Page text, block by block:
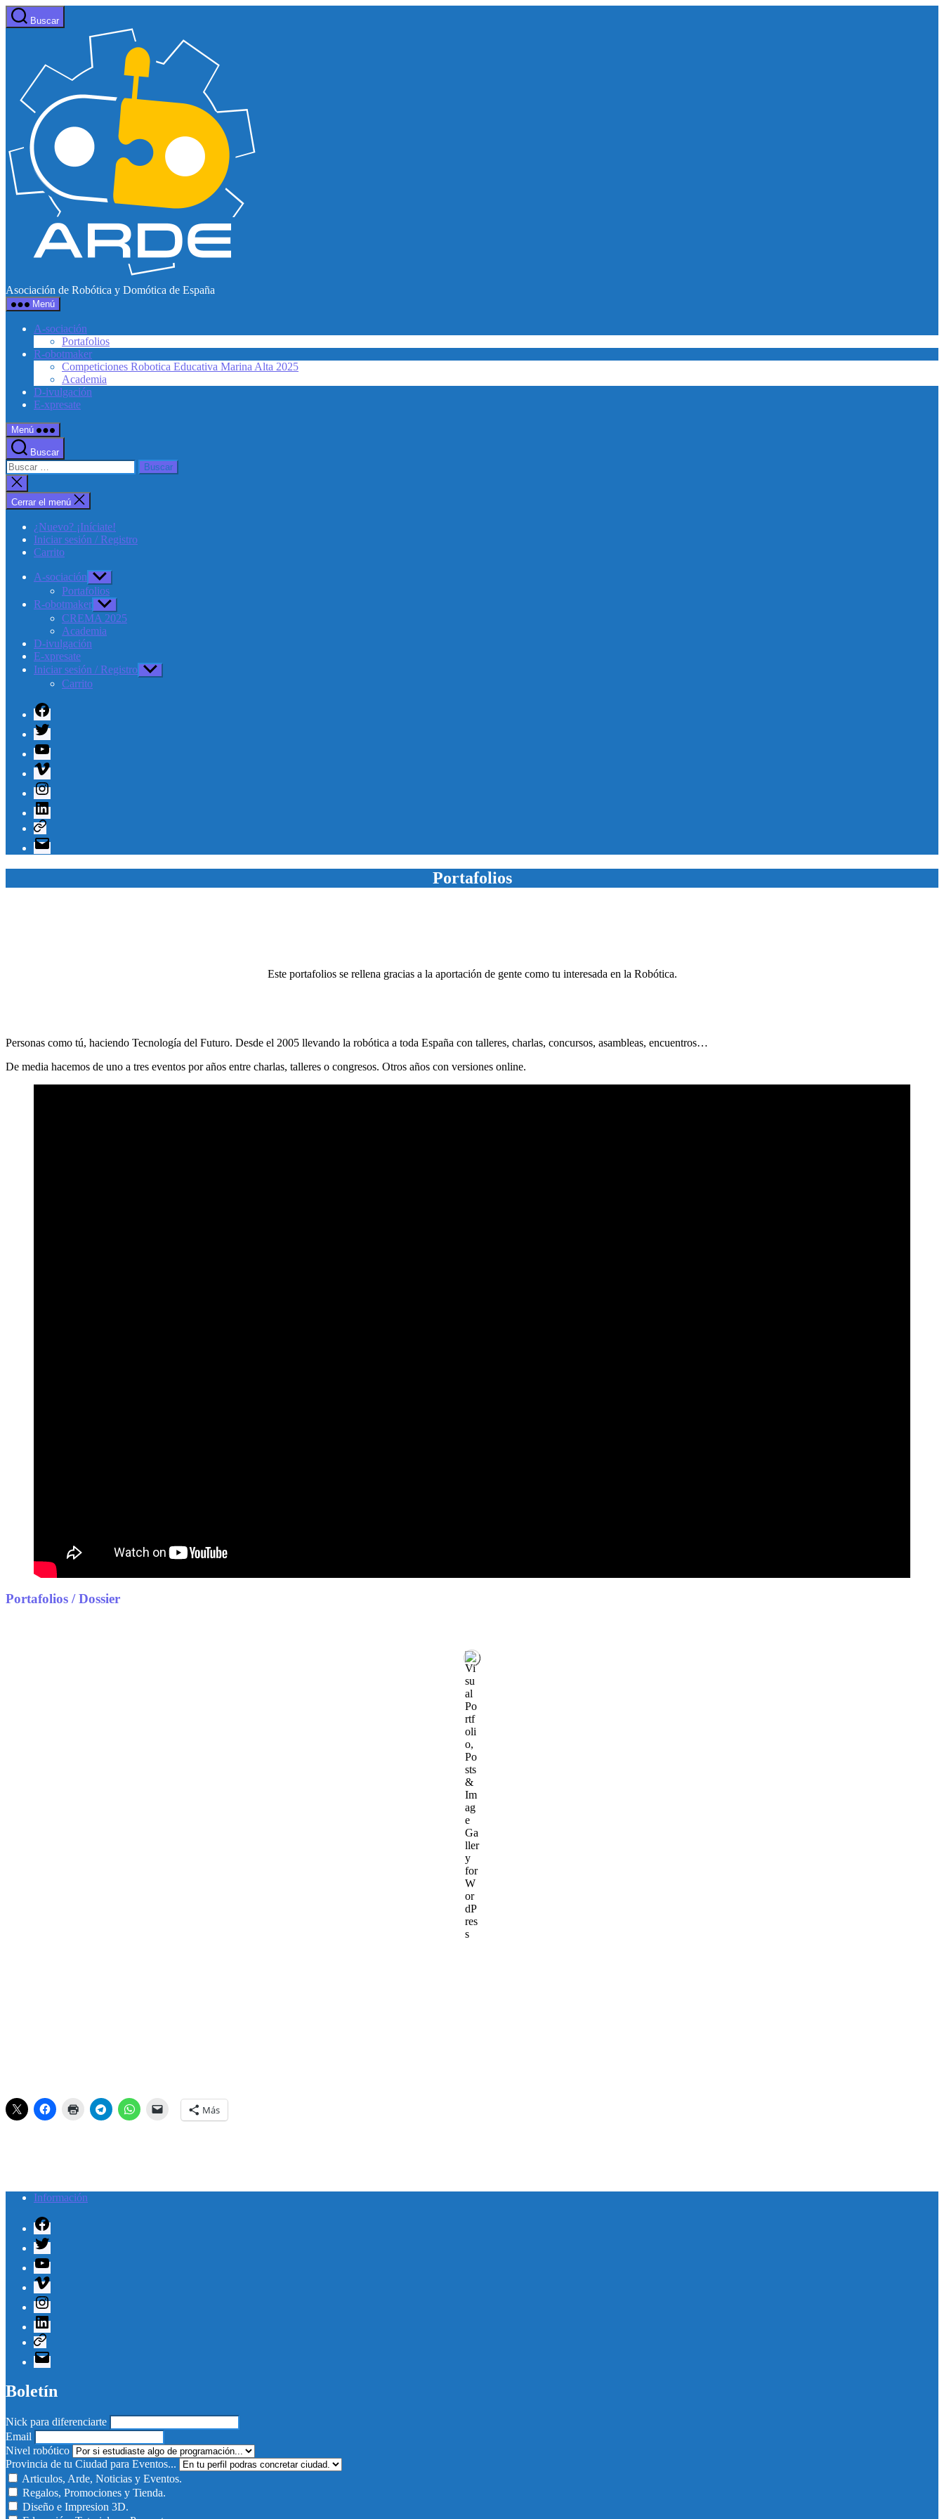
Saltar
al
Buscar
Asociación de Robótica y Domótica de España
Menú
A-sociación
Portafolios
R-obotmaker
Competiciones Robotica Educativa Marina Alta 2025
Academia
D-ivulgación
E-xpresate
Menú
Buscar
Buscar:
Cerrar
la
búsqueda
Cerrar el menú
¿Nuevo? ¡Iníciate!
Iniciar sesión / Registro
Carrito
A-sociación Mostrar
el
submenú
Portafolios
R-obotmaker Mostrar
el
submenú
CREMA 2025
Academia
D-ivulgación
E-xpresate
Iniciar sesión / Registro Mostrar
el
Carrito
Facebook
Twitter
Youtube
Vimeo
Instagram
Linkedin
Telegram
Correo
electrónico
Portafolios
Este portafolios se rellena gracias a la aportación de gente como tu interesada en la Robótica.
Personas como tú, haciendo Tecnología del Futuro. Desde el 2005 llevando la robótica a toda España con talleres, charlas, concursos, asambleas, encuentros…
De media hacemos de uno a tres eventos por años entre charlas, talleres o congresos. Otros años con versiones online.
Portafolios / Dossier
Más
Información
Facebook
Twitter
Youtube
Vimeo
Instagram
Linkedin
Telegram
Correo
electrónico
Boletín
Nick para diferenciarte
Email
Nivel robótico
Provincia de tu Ciudad para Eventos...
Articulos, Arde, Noticias y Eventos.
Regalos, Promociones y Tienda.
Diseño e Impresion 3D.